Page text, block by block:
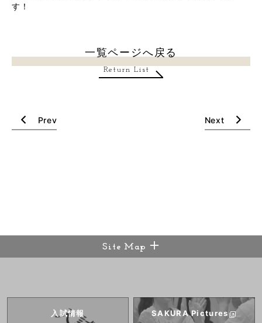
す！
一覧ページへ戻る
Return List
Prev Next
Site Map
入試情報 SAKURAPictures